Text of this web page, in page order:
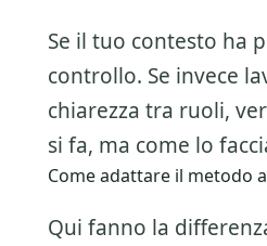
Se il tuo contesto ha
controllo. Se invece
chiarezza tra ruoli,
si fa, ma come lo
Come adattare il metodo
Qui fanno la